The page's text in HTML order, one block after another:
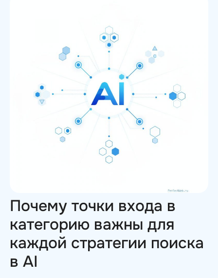
Почему точки входа в
категорию важны для
каждой стратегии поиска
в AI